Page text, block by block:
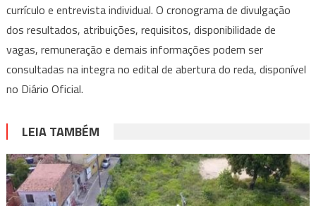
currículo e entrevista individual. O cronograma de divulgação
dos resultados, atribuições, requisitos, disponibilidade de
vagas, remuneração e demais informações podem ser
consultadas na integra no edital de abertura do reda, disponível
no Diário Oficial.
LEIA TAMBÉM